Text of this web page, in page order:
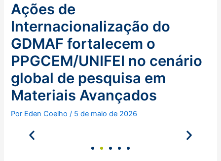
Ações de
Internacionalização do
GDMAF fortalecem o
PPGCEM/UNIFEI no cenário
global de pesquisa em
Materiais Avançados
Por Eden Coelho/ 5 de maio de 2026